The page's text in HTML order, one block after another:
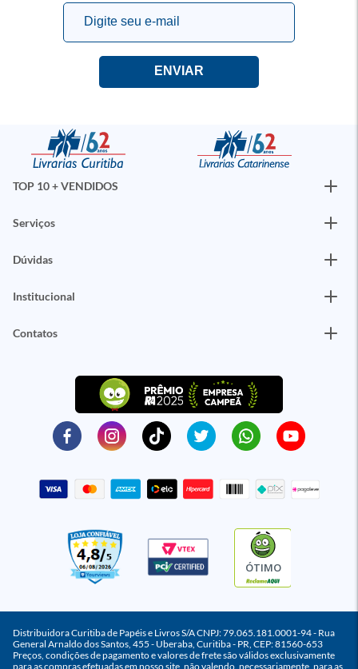
TOP 10 + VENDIDOS
Serviços
Dúvidas
Institucional
Contatos
ÓTIMO
Distribuidora Curitiba de Papéis e Livros S/A CNPJ: 79.065.181.0001-94 - Rua
General Arnaldo dos Santos, 455 - Uberaba, Curitiba - PR, CEP: 81560-653
Preços, condições de pagamento e valores de frete são válidos exclusivamente
para as compras efetuadas em nosso site, não valendo, necessariamente, para as